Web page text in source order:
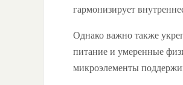
гармонизирует
Однако важно также
питание и умеренные
микроэлементы